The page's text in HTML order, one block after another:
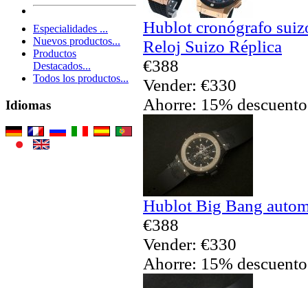
Especialidades ...
Nuevos productos...
Productos
Destacados...
Todos los productos...
Idiomas
Hublot cronógrafo
Reloj Suizo Réplica
€388
Vender: €330
Ahorre: 15% descuento
Hublot Big Bang
€388
Vender: €330
Ahorre: 15% descuento